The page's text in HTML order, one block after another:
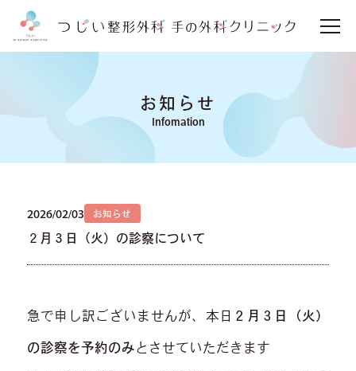
お知らせ
Infomation
2026/02/03 お知らせ
２月３日（火）の診察について
急で申し訳ございませんが、本日 ２月３日（火）
の診察を予約のみとさせていただきます